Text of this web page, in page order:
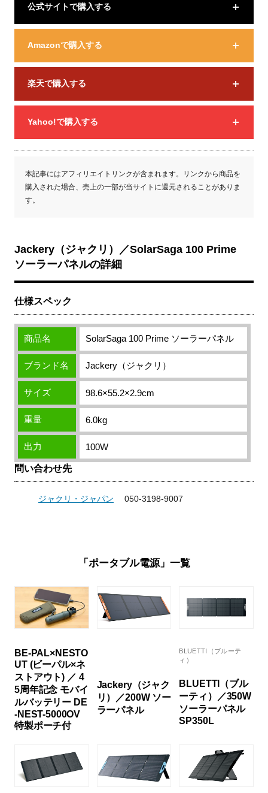
公式サイトで購入する
Amazonで購入する
楽天で購入する
Yahoo!で購入する
本記事にはアフィリエイトリンクが含まれます。リンクから商品を
購入された場合、売上の一部が当サイトに還元されることがありま
す。
Jackery（ジャクリ）／SolarSaga 100 Prime
ソーラーパネルの詳細
仕様スペック
商品名 SolarSaga 100 Prime ソーラーパネル
ブランド名 Jackery（ジャクリ）
サイズ 98.6×55.2×2.9cm
重量 6.0kg
出力 100W
問い合わせ先
ジャクリ・ジャパン 050-3198-9007
「ポータブル電源」一覧
BE-PAL×NESTO
UT (ビーパル×ネ
ストアウト) ／ 4
5周年記念 モバイ
ルバッテリー DE
-NEST-5000OV
特製ポーチ付
Jackery（ジャク
リ）／200W ソー
ラーパネル
BLUETTI（ブルーテ
ィ）
BLUETTI（ブル
ーティ）／350W
ソーラーパネル
SP350L